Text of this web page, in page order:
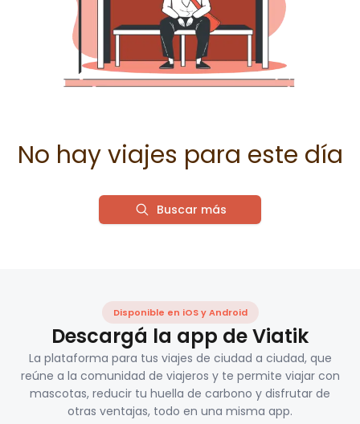
No hay viajes para este día
Buscar más
Disponible en iOS y Android
Descargá la app de Viatik
La plataforma para tus viajes de ciudad a ciudad, que
reúne a la comunidad de viajeros y te permite viajar con
mascotas, reducir tu huella de carbono y disfrutar de
otras ventajas, todo en una misma app.